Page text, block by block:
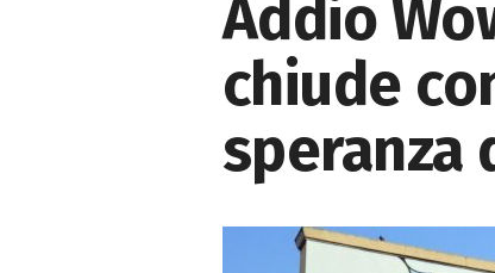
Addio
chiude
speranza